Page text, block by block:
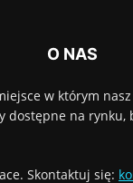
O NAS
w którym
dostępne na rynku,
Skontaktuj się: